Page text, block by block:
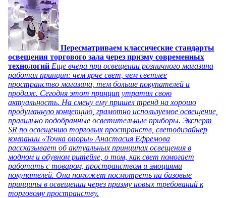
Пересматриваем классические стандарты
освещения торгового зала через призму современных
технологий Еще вчера при освещении розничного магазина
работал принцип: чем ярче свет, чем светлее
пространство магазина, тем больше покупателей и
продаж. Сегодня этот принцип утратил свою
актуальность. На смену ему пришел тренд на хорошо
продуманную концепцию, грамотно используемое освещение,
правильно подобранные осветительные приборы. Эксперт
SR по освещению торговых пространств, светодизайнер
компании «Точка опоры» Анастасия Ефремова
рассказывает об актуальных принципах освещения в
модном и обувном ритейле, о том, как свет помогает
работать с товаром, пространством и эмоциями
покупателей. Она поможет посмотреть на базовые
принципы в освещении через призму новых требований к
торговому пространству.